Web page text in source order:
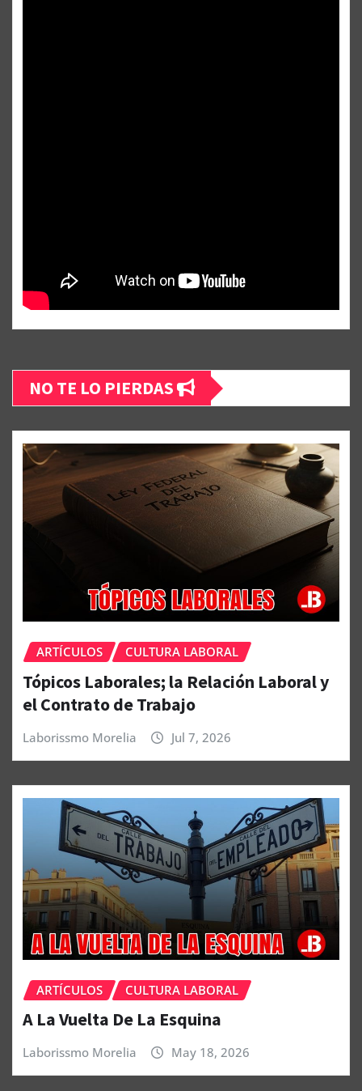
NO TE LO PIERDAS
ARTÍCULOS CULTURA LABORAL
Tópicos Laborales; la Relación Laboral y
el Contrato de Trabajo
Laborissmo Morelia Jul 7, 2026
ARTÍCULOS CULTURA LABORAL
A La Vuelta De La Esquina
Laborissmo Morelia May 18, 2026